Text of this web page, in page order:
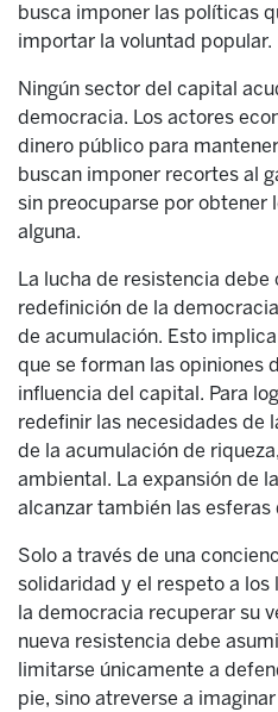
busca imponer las políticas
importar la voluntad popular.
Ningún sector del capital
democracia. Los actores
dinero público para
buscan imponer recortes al
sin preocuparse por
alguna.
La lucha de resistencia debe
redefinición de la
de acumulación. Esto
que se forman las opiniones
influencia del capital. Para
redefinir las necesidades de
de la acumulación de
ambiental. La expansión de
alcanzar también las
Solo a través de una
solidaridad y el respeto a
la democracia recuperar su
nueva resistencia debe
limitarse únicamente a
pie, sino atreverse a